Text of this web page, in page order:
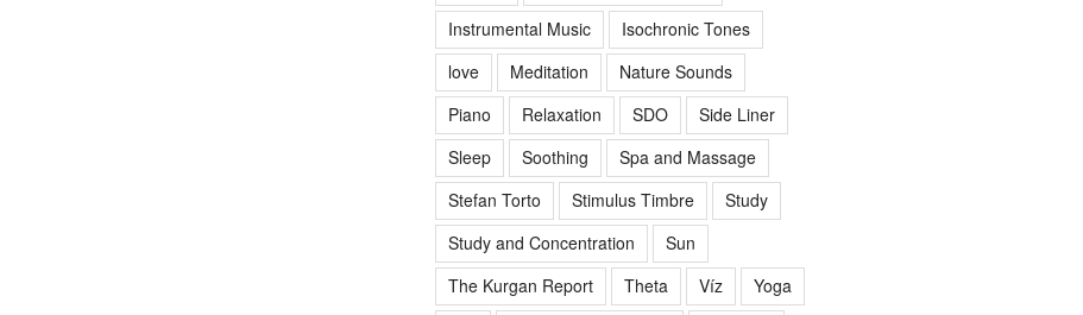
Instrumental Music
Isochronic Tones
love
Meditation
Nature Sounds
Piano
Relaxation SDO
Side Liner
Sleep
Soothing
Spa and Massage
Stefan Torto
Stimulus Timbre
Study
Study and Concentration
Sun
The Kurgan Report
Theta Víz
Yoga